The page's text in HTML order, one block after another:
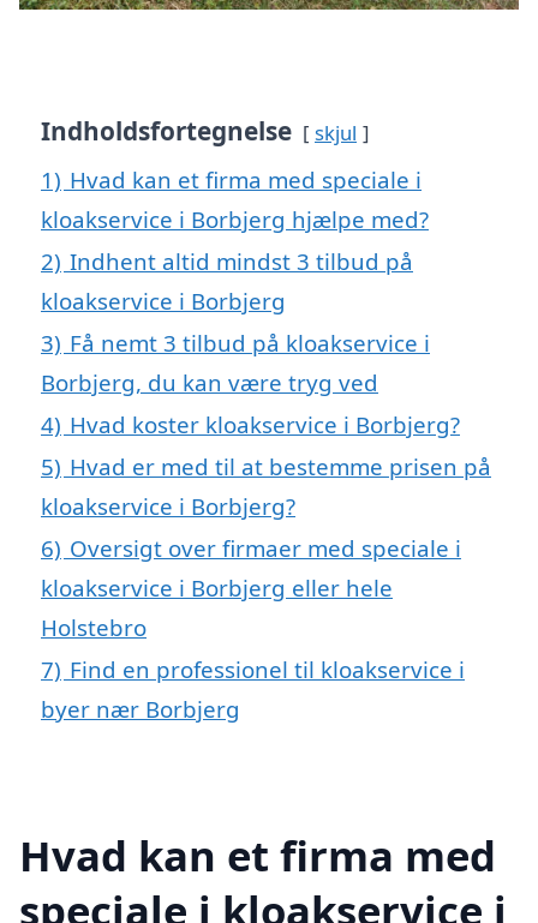
Indholdsfortegnelse skjul
1) Hvad kan et firma med speciale i
kloakservice i Borbjerg hjælpe med?
2) Indhent altid mindst 3 tilbud på
kloakservice i Borbjerg
3) Få nemt 3 tilbud på kloakservice i
Borbjerg, du kan være tryg ved
4) Hvad koster kloakservice i Borbjerg?
5) Hvad er med til at bestemme prisen på
kloakservice i Borbjerg?
6) Oversigt over firmaer med speciale i
kloakservice i Borbjerg eller hele
Holstebro
7) Find en professionel til kloakservice i
byer nær Borbjerg
Hvad kan et firma med
speciale i kloakservice i